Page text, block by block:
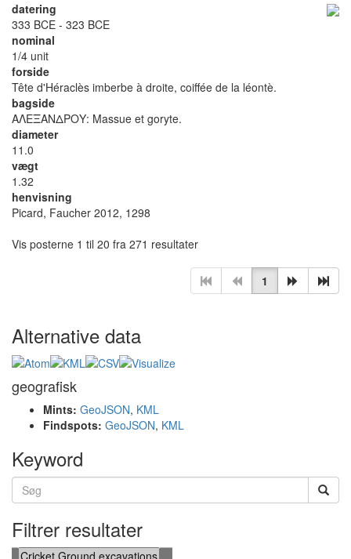
datering
333 BCE - 323 BCE
nominal
1/4 unit
forside
Tête d'Héraclès imberbe à droite, coiffée de la léontè.
bagside
ΑΛΕΞΑΝΔΡΟΥ: Massue et goryte.
diameter
11.0
vægt
1.32
henvisning
Picard, Faucher 2012, 1298
Vis posterne 1 til 20 fra 271 resultater
1
Alternative data
geografisk
Mints: GeoJSON, KML
Findspots: GeoJSON, KML
Keyword
Filtrer resultater